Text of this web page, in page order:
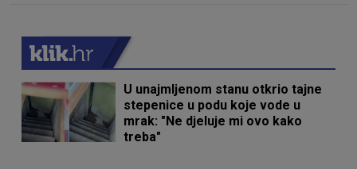
U unajmljenom stanu otkrio tajne
stepenice u podu koje vode u
mrak: "Ne djeluje mi ovo kako
treba"